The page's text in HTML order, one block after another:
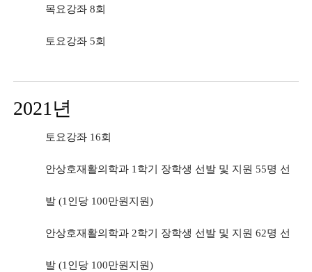
목요강좌 8회
토요강좌 5회
2021년
토요강좌 16회
안상호재활의학과 1학기 장학생 선발 및 지원 55명 선
발 (1인당 100만원지원)
안상호재활의학과 2학기 장학생 선발 및 지원 62명 선
발 (1인당 100만원지원)